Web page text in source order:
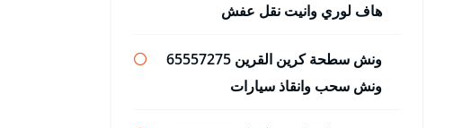
هاف لوري وانيت نقل عفش
ونش سطحة كرين القرين 65557275
ونش سحب وانقاذ سيارات